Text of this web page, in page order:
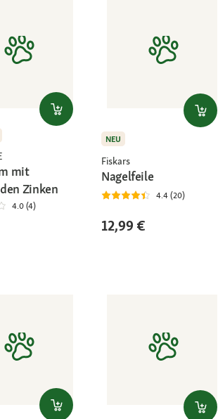
mit
Zinken
4.0 (4)
NEU
Fiskars
Nagelfeile
4.4 (20)
12,99 €